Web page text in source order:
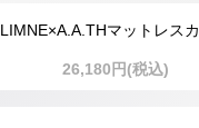
LIMNE×A.A.THマットレス
26,180円(税込)